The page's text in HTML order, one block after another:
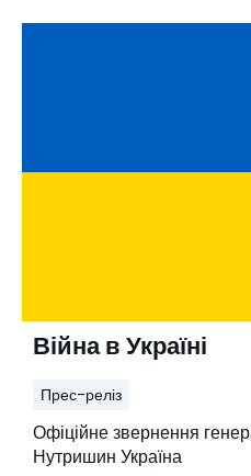
Війна в Україні
Прес-реліз
Офіційне звернення
Нутришин Україна